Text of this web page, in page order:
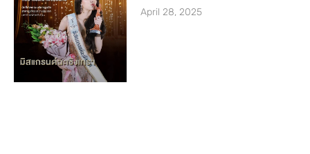
April 28, 2025